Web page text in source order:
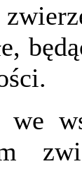
we